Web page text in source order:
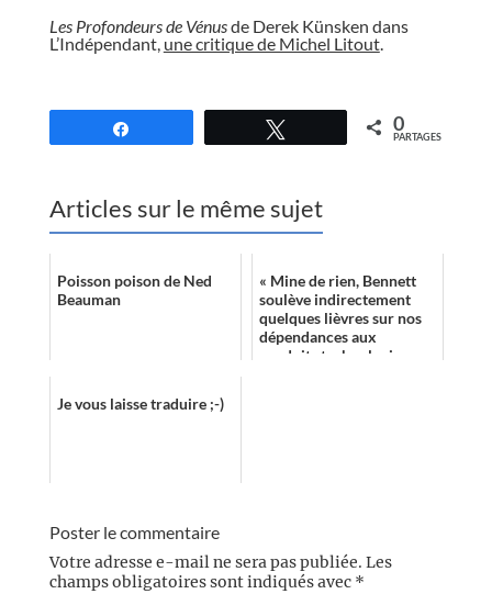
Les Profondeurs de Vénusde Derek Künsken dans
L’Indépendant, une critique de Michel Litout.
0
PARTAGES
Articles sur le même sujet
Poisson poison de Ned
Beauman
« Mine de rien, Bennett
soulève indirectement
quelques lièvres sur nos
dépendances aux
produits technologiques
Je vous laisse traduire ;-)
Poster le commentaire
Votre adresse e-mail ne sera pas publiée. Les
champs obligatoires sont indiqués avec *